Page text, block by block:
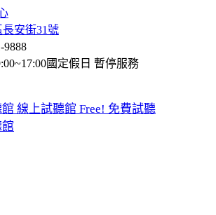
安街31號
國定假日 暫停服務
線上試聽館 Free! 免費試聽